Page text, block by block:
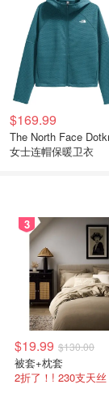
$169.99
The North Face
女士连帽保暖卫衣
3
$19.99 $130.00
被套+枕套
2折了！! 230支天丝